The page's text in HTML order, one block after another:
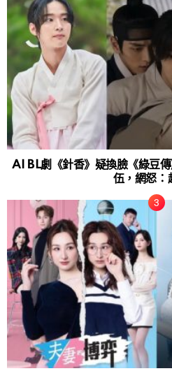
AI BL劇《針香》疑換臉《綠豆
伍，網怒：